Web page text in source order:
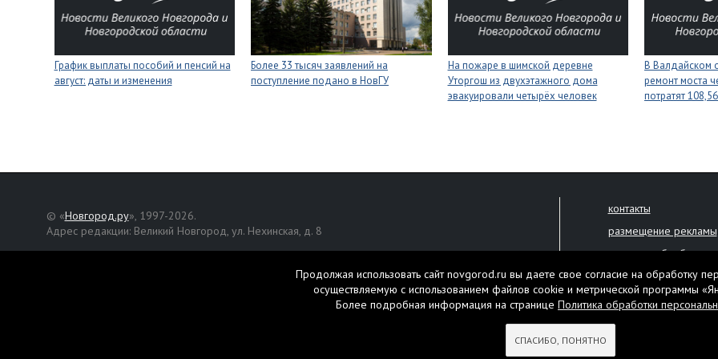
График выплаты пособий и пенсий на
август: даты и изменения
Более 33 тысяч заявлений на
поступление подано в НовГУ
На пожаре в шимской деревне
Уторгош из двухэтажного дома
эвакуировали четырёх человек
В Валдайском
ремонт моста
потратят
© «Новгород.ру», 1997-2026.
Адрес редакции: Великий Новгород, ул. Нехинская, д. 8
, публикуются на правах рекламы.
контакты
размещение рекламы
политика обработки
Настоящий ресурс
Нашли ошибку?
Продолжая использовать сайт novgorod.ru вы даете свое согласие на обработку
осуществляемую с использованием файлов cookie и метрической программы
Более подробная информация на странице Политика обработки
СПАСИБО, ПОНЯТНО